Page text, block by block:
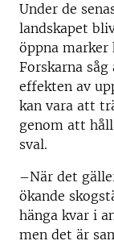
Under de
landskapet
öppna marker
Forskarna
effekten av
kan vara att
genom att
sval.
–När det
ökande
hänga kvar i
men det är